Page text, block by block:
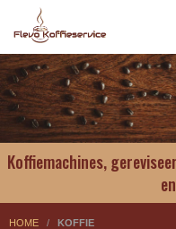
Koffiemachines,
HOME / KOFFIE